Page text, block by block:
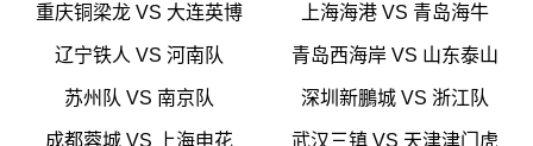
重庆铜梁龙 VS 大连英博 上海海港 VS 青岛海牛
辽宁铁人 VS 河南队 青岛西海岸 VS 山东泰山
苏州队 VS 南京队 深圳新鵬城 VS 浙江队
成都蓉城 VS 上海申花 武汉三镇 VS 天津津门虎